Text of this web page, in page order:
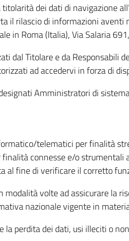
dei dati di navigazione
il rilascio di informazioni
in Roma (Italia), Via Salaria
dal Titolare e da
ad accedervi in forza di
Amministratori di
telematici per finalità
connesse e/o
fine di verificare il corretto
volte ad assicurare la
nazionale vigente in
perdita dei dati, usi illeciti o